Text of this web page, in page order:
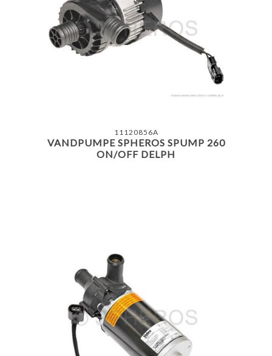
11120856A
VANDPUMPE SPHEROS SPUMP 260
ON/OFF DELPH